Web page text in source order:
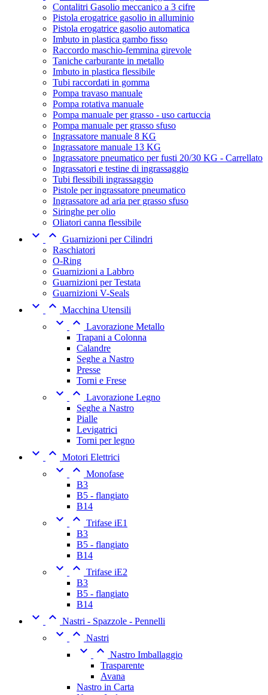
Contalitri Gasolio meccanico a 3 cifre
Pistola erogatrice gasolio in alluminio
Pistola erogatrice gasolio automatica
Imbuto in plastica gambo fisso
Raccordo maschio-femmina girevole
Taniche carburante in metallo
Imbuto in plastica flessibile
Tubi raccordati in gomma
Pompa travaso manuale
Pompa rotativa manuale
Pompa manuale per grasso - uso cartuccia
Pompa manuale per grasso sfuso
Ingrassatore manuale 8 KG
Ingrassatore manuale 13 KG
Ingrassatore pneumatico per fusti 20/30 KG - Carrellato
Ingrassatori e testine di ingrassaggio
Tubi flessibili ingrassaggio
Pistole per ingrassatore pneumatico
Ingrassatore ad aria per grasso sfuso
Siringhe per olio
Oliatori canna flessibile
  Guarnizioni per Cilindri
Raschiatori
O-Ring
Guarnizioni a Labbro
Guarnizioni per Testata
Guarnizioni V-Seals
  Macchina Utensili
  Lavorazione Metallo
Trapani a Colonna
Calandre
Seghe a Nastro
Presse
Torni e Frese
  Lavorazione Legno
Seghe a Nastro
Pialle
Levigatrici
Torni per legno
  Motori Elettrici
  Monofase
B3
B5 - flangiato
B14
  Trifase iE1
B3
B5 - flangiato
B14
  Trifase iE2
B3
B5 - flangiato
B14
  Nastri - Spazzole - Pennelli
  Nastri
  Nastro Imballaggio
Trasparente
Avana
Nastro in Carta